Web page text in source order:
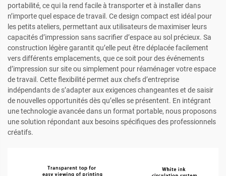
portabilité, ce qui la rend facile à transporter et à installer dans
n’importe quel espace de travail. Ce design compact est idéal pour
les petits ateliers, permettant aux utilisateurs de maximiser leurs
capacités d’impression sans sacrifier d’espace au sol précieux. Sa
construction légère garantit qu’elle peut être déplacée facilement
vers différents emplacements, que ce soit pour des événements
d’impression sur site ou simplement pour réaménager votre espace
de travail. Cette flexibilité permet aux chefs d’entreprise
indépendants de s’adapter aux exigences changeantes et de saisir
de nouvelles opportunités dès qu’elles se présentent. En intégrant
une technologie avancée dans un format portable, nous proposons
une solution répondant aux besoins spécifiques des professionnels
créatifs.